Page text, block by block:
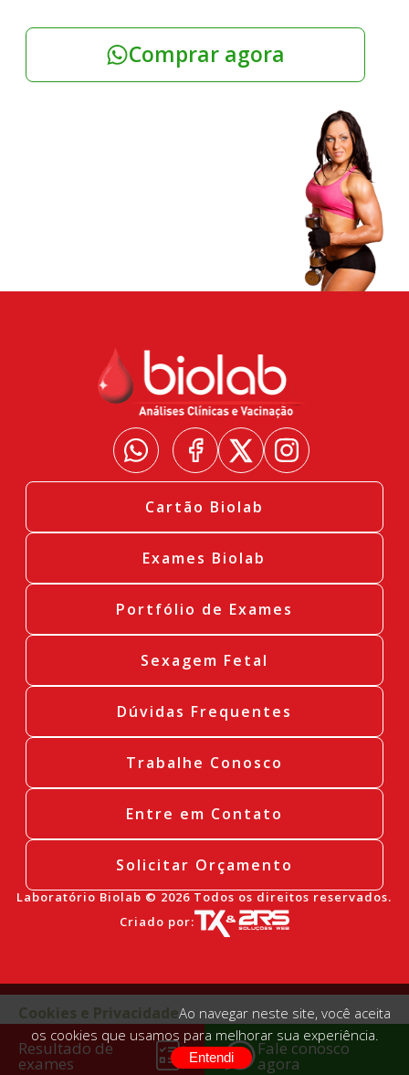
Comprar agora
Cartão Biolab
Exames Biolab
Portfólio de Exames
Sexagem Fetal
Dúvidas Frequentes
Trabalhe Conosco
Entre em Contato
Solicitar Orçamento
Laboratório Biolab © 2026 Todos os direitos reservados.
Criado por:
Resultado de
exames
Fale conosco
agora
Cookies e PrivacidadeAo navegar neste site, você aceita
os cookies que usamos para melhorar sua experiência.
Entendi